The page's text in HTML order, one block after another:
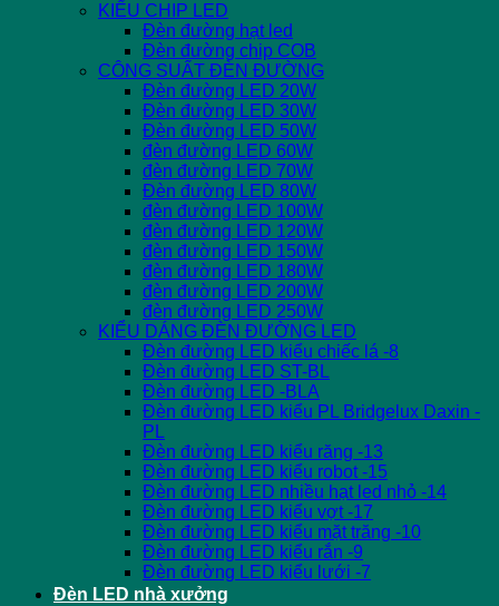
KIỂU CHIP LED
Đèn đường hạt led
Đèn đường chip COB
CÔNG SUẤT ĐÈN ĐƯỜNG
Đèn đường LED 20W
Đèn đường LED 30W
Đèn đường LED 50W
đèn đường LED 60W
đèn đường LED 70W
Đèn đường LED 80W
đèn đường LED 100W
đèn đường LED 120W
đèn đường LED 150W
đèn đường LED 180W
đèn đường LED 200W
đèn đường LED 250W
KIỂU DÁNG ĐÈN ĐƯỜNG LED
Đèn đường LED kiểu chiếc lá -8
Đèn đường LED ST-BL
Đèn đường LED -BLA
Đèn đường LED kiểu PL Bridgelux Daxin -
PL
Đèn đường LED kiểu răng -13
Đèn đường LED kiểu robot -15
Đèn đường LED nhiều hạt led nhỏ -14
Đèn đường LED kiểu vợt -17
Đèn đường LED kiểu mặt trăng -10
Đèn đường LED kiểu rắn -9
Đèn đường LED kiểu lưới -7
Đèn LED nhà xưởng